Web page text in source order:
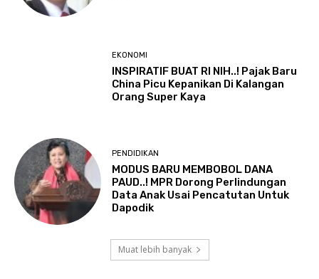
EKONOMI
INSPIRATIF BUAT RI NIH..! Pajak Baru
China Picu Kepanikan Di Kalangan
Orang Super Kaya
PENDIDIKAN
MODUS BARU MEMBOBOL DANA
PAUD..! MPR Dorong Perlindungan
Data Anak Usai Pencatutan Untuk
Dapodik
Muat lebih banyak